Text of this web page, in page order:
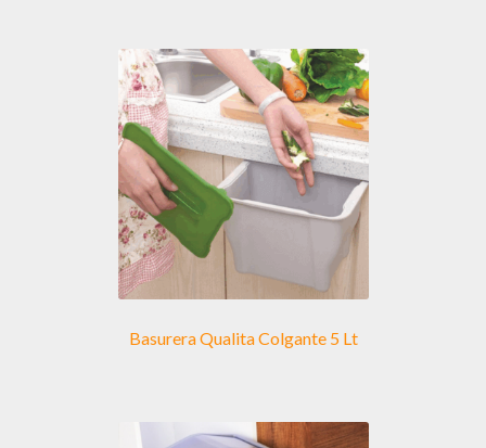
Basurera Qualita Colgante 5 Lt